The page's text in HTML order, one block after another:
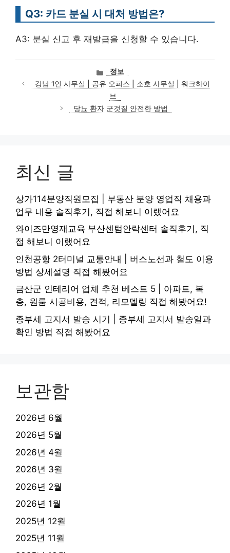
Q3: 카드 분실 시 대처 방법은?
A3: 분실 신고 후 재발급을 신청할 수 있습니다.
카
테
고
리
정보
강남 1인 사무실 | 공유 오피스 | 소호 사무실 | 워크하이
브
당뇨 환자 군것질 안전한 방법
최신 글
상가114분양직원모집 | 부동산 분양 영업직 채용과
업무 내용 솔직후기, 직접 해보니 이랬어요
와이즈만영재교육 부산센텀안락센터 솔직후기, 직
접 해보니 이랬어요
인천공항 2터미널 교통안내 | 버스노선과 철도 이용
방법 상세설명 직접 해봤어요
금산군 인테리어 업체 추천 베스트 5 | 아파트, 복
층, 원룸 시공비용, 견적, 리모델링 직접 해봤어요!
종부세 고지서 발송 시기 | 종부세 고지서 발송일과
확인 방법 직접 해봤어요
보관함
2026년 6월
2026년 5월
2026년 4월
2026년 3월
2026년 2월
2026년 1월
2025년 12월
2025년 11월